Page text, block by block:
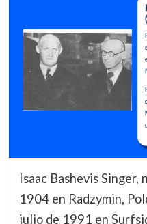
Isaac Bashevis
1904 en Radzymin,
julio de 1991 en